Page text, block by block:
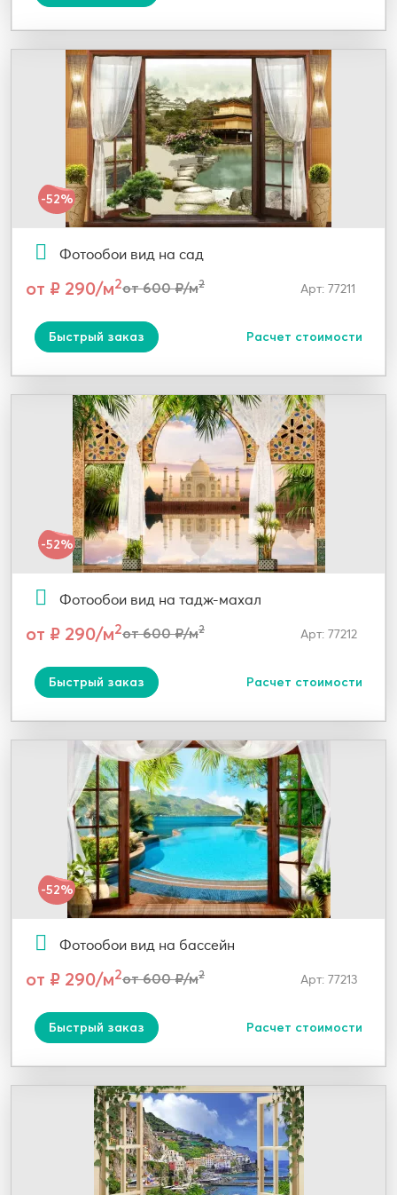
-52%
Фотообои вид на сад
от ₽ 290/м2от 600 ₽/м2 Арт: 77211
Быстрый заказ Расчет стоимости
-52%
Фотообои вид на тадж-махал
от ₽ 290/м2от 600 ₽/м2 Арт: 77212
Быстрый заказ Расчет стоимости
-52%
Фотообои вид на бассейн
от ₽ 290/м2от 600 ₽/м2 Арт: 77213
Быстрый заказ Расчет стоимости